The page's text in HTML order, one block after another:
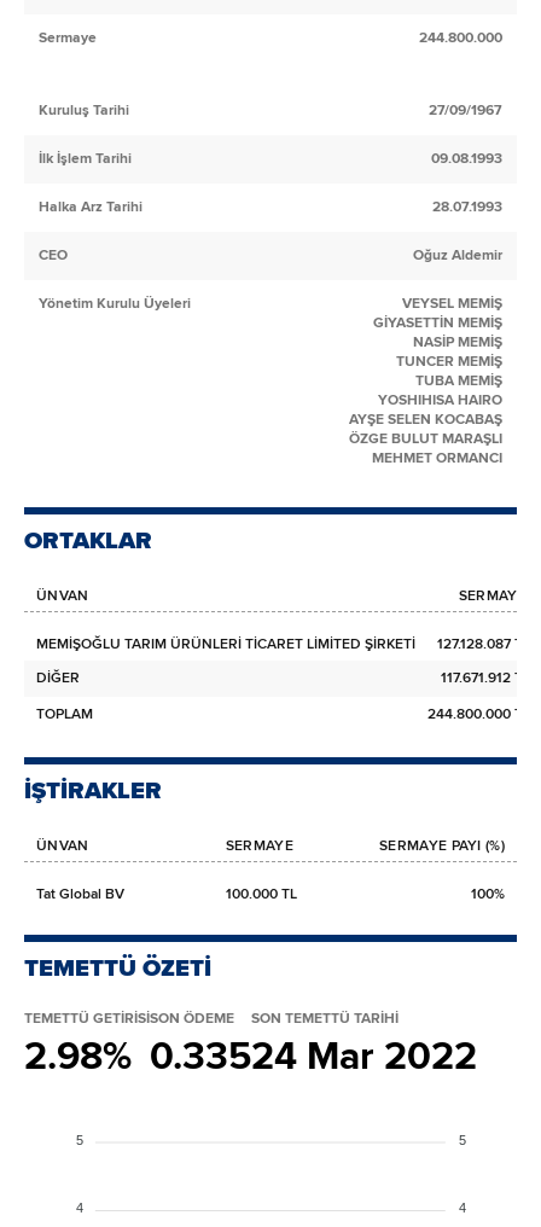
Sermaye 244.800.000
Kuruluş Tarihi 27/09/1967
İlk İşlem Tarihi 09.08.1993
Halka Arz Tarihi 28.07.1993
CEO Oğuz Aldemir
Yönetim Kurulu Üyeleri
VEYSEL MEMİŞ
GİYASETTİN MEMİŞ
NASİP MEMİŞ
TUNCER MEMİŞ
TUBA MEMİŞ
YOSHIHISA HAIRO
AYŞE SELEN KOCABAŞ
ÖZGE BULUT MARAŞLI
MEHMET ORMANCI
ORTAKLAR
ÜNVAN SERMAYE
MEMİŞOĞLU TARIM ÜRÜNLERİ TİCARET LİMİTED ŞİRKETİ
127.128.087 TL
DİĞER
117.671.912 TL
TOPLAM
244.800.000 TL
İŞTİRAKLER
ÜNVAN SERMAYE SERMAYE PAYI (%)
Tat Global BV 100.000 TL 100%
TEMETTÜ ÖZETİ
TEMETTÜ GETİRİSİ
2.98%
SON ÖDEME
0.335
SON TEMETTÜ TARİHİ
24 Mar 2022
5
4
5
4